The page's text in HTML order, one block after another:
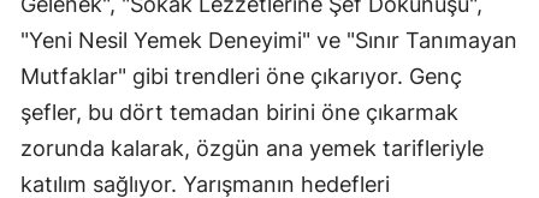
"Yeni Nesil Yemek Deneyimi" ve "Sınır Tanımayan
Mutfaklar" gibi trendleri öne çıkarıyor. Genç
şefler, bu dört temadan birini öne çıkarmak
zorunda kalarak, özgün ana yemek tarifleriyle
katılım sağlıyor. Yarışmanın hedefleri